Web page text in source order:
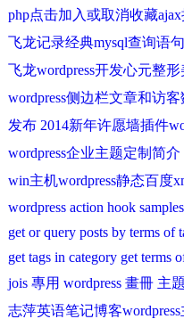
php点击加入或取消收藏
飞龙记录经典mysql查询语
飞龙wordpress开发心元整
wordpress侧边栏文章和访
发布 2014新年许愿墙插件
wordpress企业主题定制简介
win主机wordpress静态百度
wordpress action hook
get or query posts by terms of
get tags in category get terms
jois 專用 wordpress 畫冊 主題
志萍英语笔记博客